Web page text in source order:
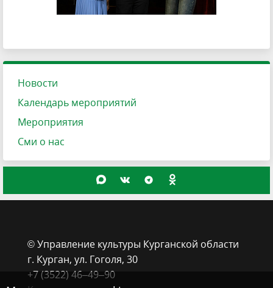
Новости
Календарь мероприятий
Мероприятия
Сми о нас
© Управление культуры Курганской области
г. Курган, ​ул. Гоголя, 30
+7 (3522) 46‒49‒90